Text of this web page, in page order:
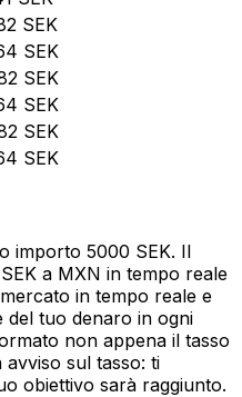
SEK
SEK
SEK
SEK
SEK
SEK
importo 5000 SEK. Il
a MXN in tempo reale
in tempo reale e
del tuo denaro in ogni
non appena il tasso
sul tasso: ti
obiettivo sarà raggiunto.